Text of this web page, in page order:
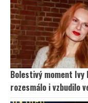
Bolestivý moment Ivy
rozesmálo i vzbudilo